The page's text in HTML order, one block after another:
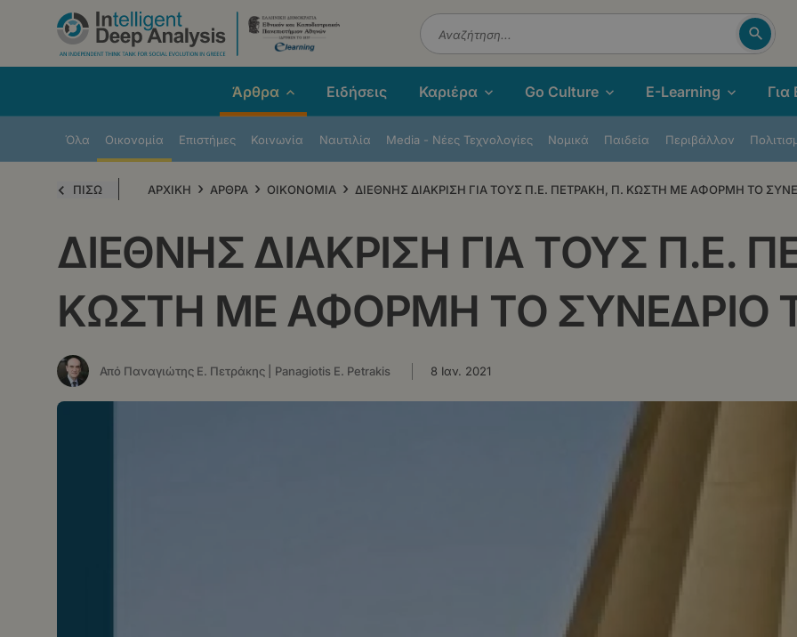
Παράκαμψη
Αναζήτηση
Άρθρα
Όλα Οικονομία Επιστήμες Κοινωνία Ναυτιλία Μedia - Νέες Τεχνολογίες Νομικά Παιδεία Περιβάλλον
Ειδήσεις Καριέρα Go Culture E-Learning Για
ΠΙΣΩ ΑΡΧΙΚΗ › ΑΡΘΡΑ › ΟΙΚΟΝΟΜΙΑ › ΔΙΕΘΝΗΣ ΔΙΑΚΡΙΣΗ ΓΙΑ ΤΟΥΣ Π.Ε. ΠΕΤΡΑΚΗ, Π. ΚΩΣΤΗ ΜΕ ΑΦΟΡΜΗ ΤΟ
ΔΙΕΘΝΗΣ ΔΙΑΚΡΙΣΗ ΓΙΑ ΤΟΥΣ Π.Ε.
ΚΩΣΤΗ ΜΕ ΑΦΟΡΜΗ ΤΟ ΣΥΝΕΔΡΙΟ
Από Παναγιώτης Ε. Πετράκης | Panagiotis E. Petrakis 8 Ιαν. 2021